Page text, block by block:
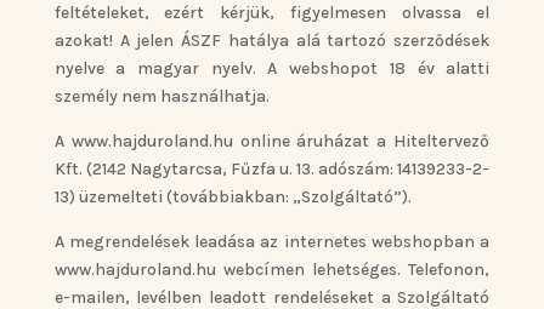
feltételeket, ezért kérjük, figyelmesen olvassa el
azokat! A jelen ÁSZF hatálya alá tartozó szerződések
nyelve a magyar nyelv. A webshopot 18 év alatti
személy nem használhatja.
A www.hajduroland.hu online áruházat a Hiteltervező
Kft. (2142 Nagytarcsa, Fűzfa u. 13. adószám: 14139233-2-
13) üzemelteti (továbbiakban: „Szolgáltató”).
A megrendelések leadása az internetes webshopban a
www.hajduroland.hu webcímen lehetséges. Telefonon,
e-mailen, levélben leadott rendeléseket a Szolgáltató